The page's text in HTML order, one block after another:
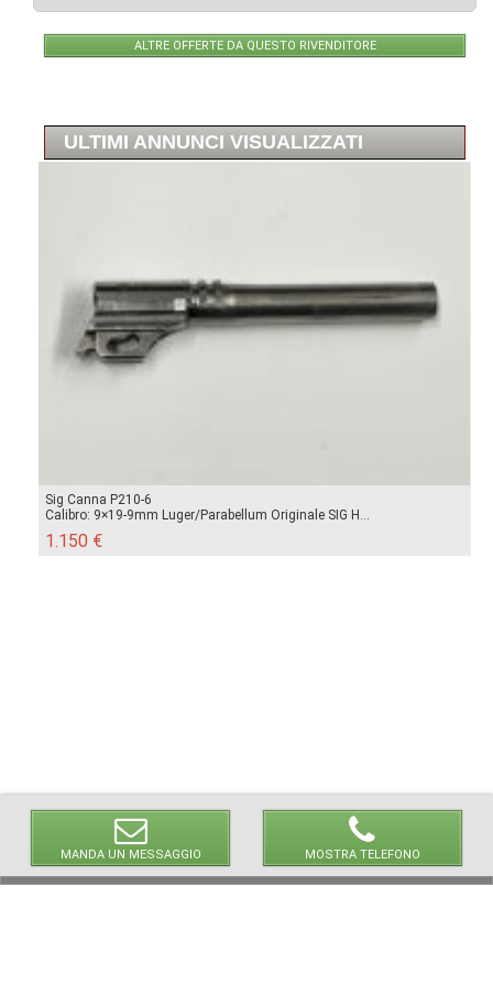
MANDA UN MESSAGGIO MOSTRA TELEFONO
ALTRE OFFERTE DA QUESTO RIVENDITORE
ULTIMI ANNUNCI VISUALIZZATI
Sig Canna P210-6
Calibro: 9×19-9mm Luger/Parabellum Originale SIG H...
1.150 €